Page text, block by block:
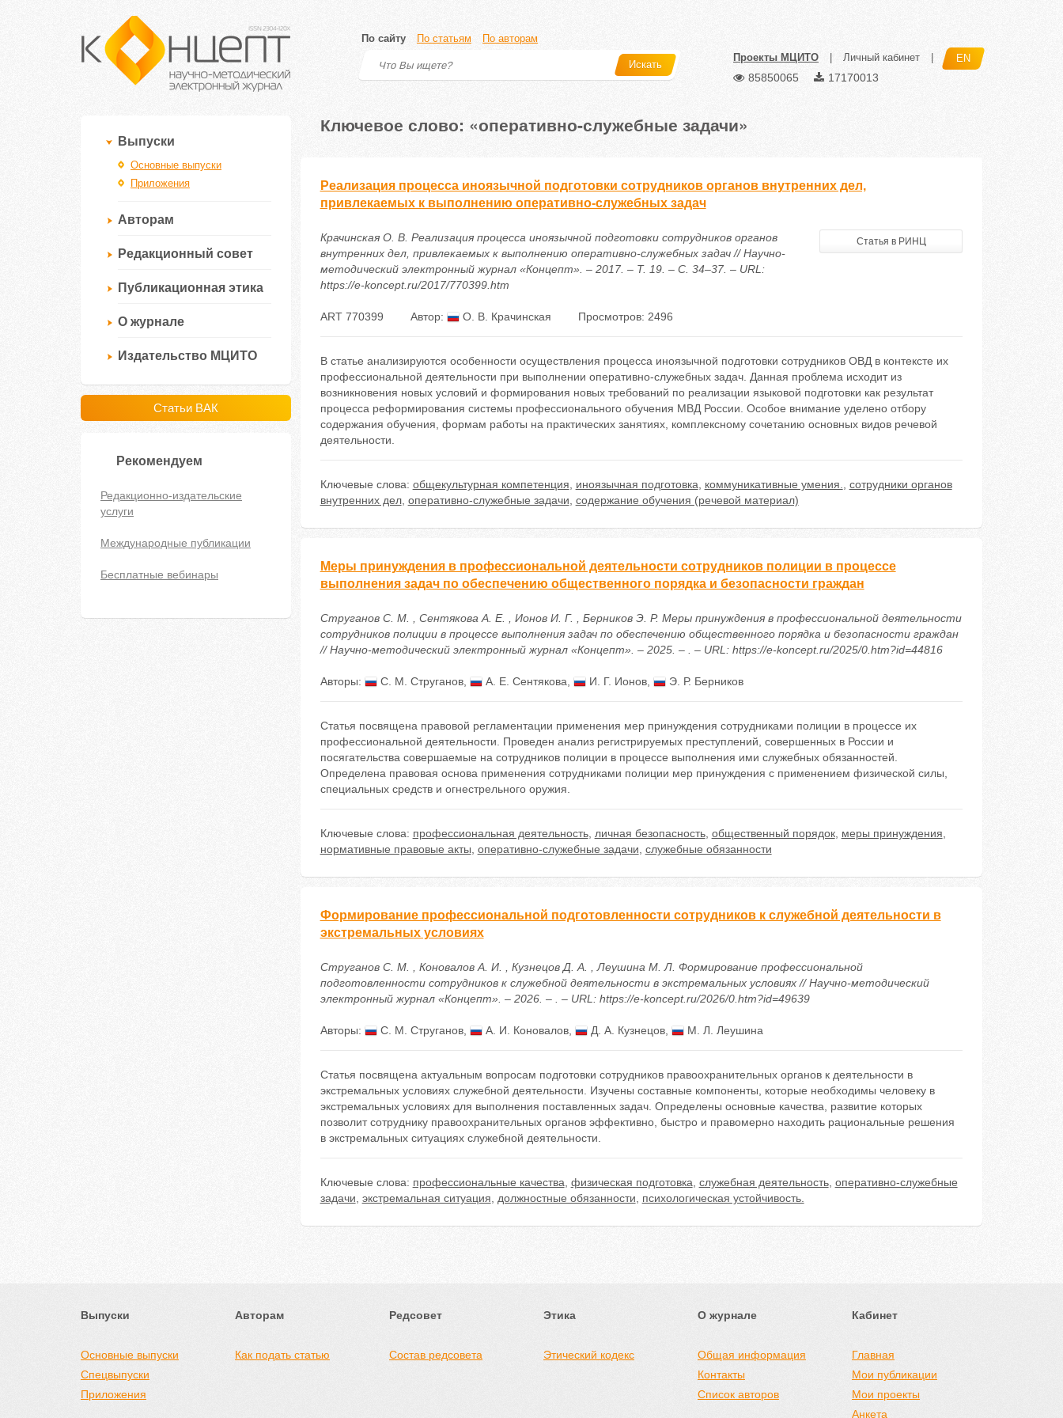
По сайту По статьям По авторам
Искать
Проекты МЦИТО Личный кабинет EN
85850065 17170013
Выпуски
Основные выпуски
Приложения
Авторам
Редакционный совет
Публикационная этика
О журнале
Издательство МЦИТО
Статьи ВАК
Рекомендуем
Редакционно-издательские
услуги
Международные публикации
Бесплатные вебинары
Ключевое слово: «оперативно-служебные задачи»
Реализация процесса иноязычной подготовки сотрудников органов внутренних дел,
привлекаемых к выполнению оперативно-служебных задач
Крачинская О. В. Реализация процесса иноязычной подготовки сотрудников органов
внутренних дел, привлекаемых к выполнению оперативно-служебных задач // Научно-
методический электронный журнал «Концепт». – 2017. – Т. 19. – С. 34–37. – URL:
https://e-koncept.ru/2017/770399.htm
Статья в РИНЦ
ART 770399 Автор: О. В. Крачинская Просмотров: 2496
В статье анализируются особенности осуществления процесса иноязычной подготовки сотрудников ОВД в контексте их
профессиональной деятельности при выполнении оперативно-служебных задач. Данная проблема исходит из
возникновения новых условий и формирования новых требований по реализации языковой подготовки как результат
процесса реформирования системы профессионального обучения МВД России. Особое внимание уделено отбору
содержания обучения, формам работы на практических занятиях, комплексному сочетанию основных видов речевой
деятельности.
Ключевые слова: общекультурная компетенция иноязычная подготовка коммуникативные умения.
сотрудники органов
внутренних дел, оперативно-служебные задачи содержание обучения (речевой материал)
Меры принуждения в профессиональной деятельности сотрудников полиции в процессе
выполнения задач по обеспечению общественного порядка и безопасности граждан
Струганов С. М. , Сентякова А. Е. , Ионов И. Г. , Берников Э. Р. Меры принуждения в профессиональной деятельности
сотрудников полиции в процессе выполнения задач по обеспечению общественного порядка и безопасности граждан
// Научно-методический электронный журнал «Концепт». – 2025. – . – URL: https://e-koncept.ru/2025/0.htm?id=44816
Авторы: С. М. Струганов, А. Е. Сентякова И. Г. Ионов, Э. Р. Берников
Статья посвящена правовой регламентации применения мер принуждения сотрудниками полиции в процессе их
профессиональной деятельности. Проведен анализ регистрируемых преступлений, совершенных в России и
посягательства совершаемые на сотрудников полиции в процессе выполнения ими служебных обязанностей.
Определена правовая основа применения сотрудниками полиции мер принуждения с применением физической силы,
специальных средств и огнестрельного оружия.
Ключевые слова: профессиональная деятельность, личная безопасность, общественный порядок, меры принуждения
нормативные правовые акты оперативно-служебные задачи служебные обязанности
Формирование профессиональной подготовленности сотрудников к служебной деятельности в
экстремальных условиях
Струганов С. М. , Коновалов А. И. , Кузнецов Д. А. , Леушина М. Л. Формирование профессиональной
подготовленности сотрудников к служебной деятельности в экстремальных условиях // Научно-методический
электронный журнал «Концепт». – 2026. – . – URL: https://e-koncept.ru/2026/0.htm?id=49639
Авторы: С. М. Струганов, А. И. Коновалов, Д. А. Кузнецов, М. Л. Леушина
Статья посвящена актуальным вопросам подготовки сотрудников правоохранительных органов к деятельности в
экстремальных условиях служебной деятельности. Изучены составные компоненты, которые необходимы человеку в
экстремальных условиях для выполнения поставленных задач. Определены основные качества, развитие которых
позволит сотруднику правоохранительных органов эффективно, быстро и правомерно находить рациональные решения
в экстремальных ситуациях служебной деятельности.
Ключевые слова: профессиональные качества физическая подготовка служебная деятельность, оперативно-служебные
задачи экстремальная ситуация должностные обязанности психологическая устойчивость.
Выпуски
Основные выпуски
Спецвыпуски
Приложения
Авторам
Как подать статью
Редсовет
Состав редсовета
Этика
Этический кодекс
О журнале
Общая информация
Контакты
Список авторов
Кабинет
Главная
Мои публикации
Мои проекты
Анкета